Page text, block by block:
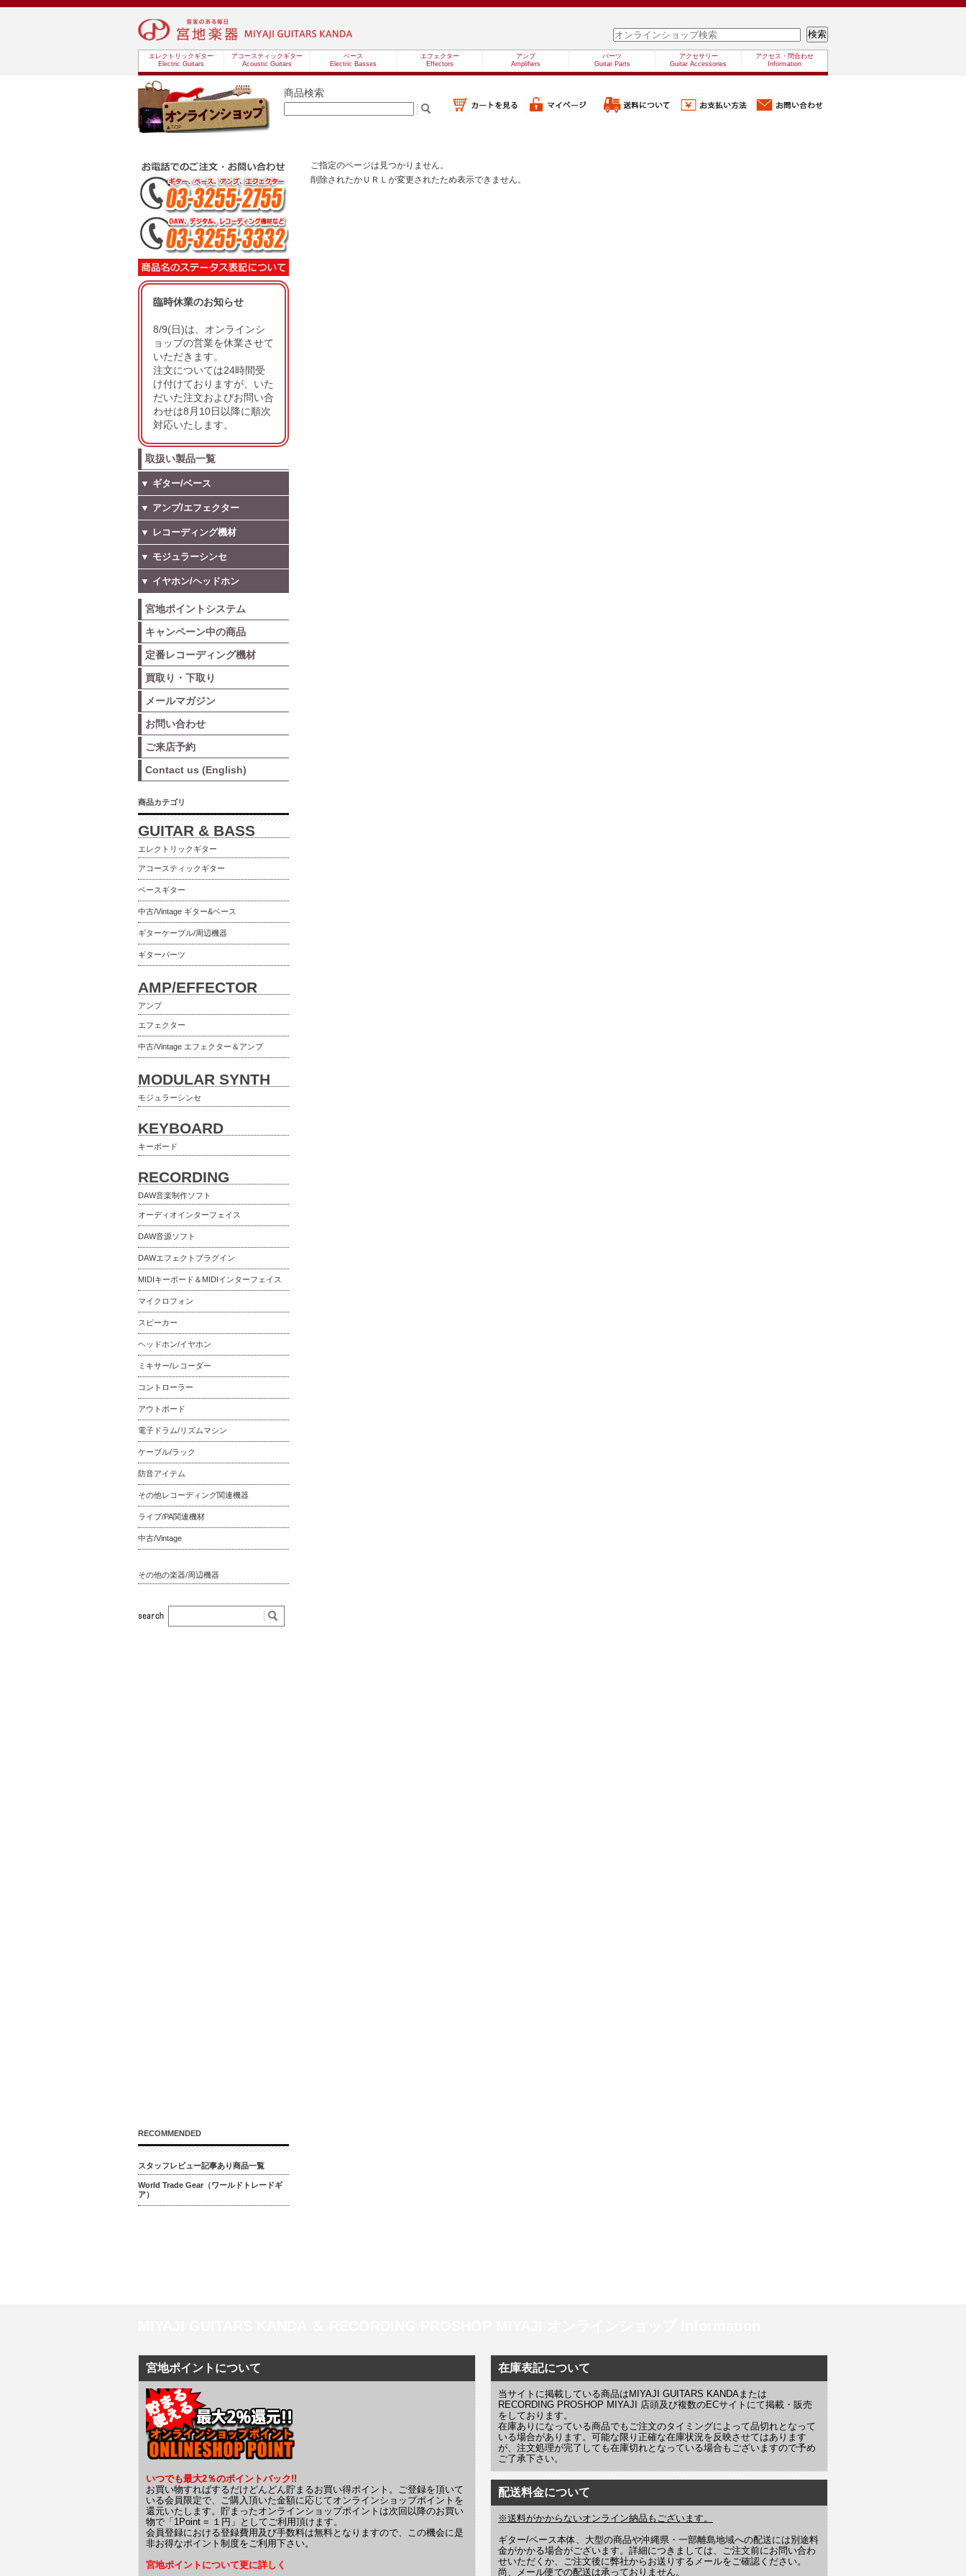
エレクトリックギター
Electric Guitars
アコースティックギター
Acoustic Guitars
ベース
Electric Basses
エフェクター
Effectors
アンプ
Amplifiers
パーツ
Guitar Parts
アクセサリー
Guitar Accessories
アクセス・問合わせ
Information
商品検索
ご指定のページは見つかりません。
削除されたかＵＲＬが変更されたため表示できません。
臨時休業のお知らせ
8/9(日)は、オンラインシ
ョップの営業を休業させて
いただきます。
注文については24時間受
け付けておりますが、いた
だいた注文およびお問い合
わせは8月10日以降に順次
対応いたします。
取扱い製品一覧
▼ ギター/ベース
▼ アンプ/エフェクター
▼ レコーディング機材
▼ モジュラーシンセ
▼ イヤホン/ヘッドホン
宮地ポイントシステム
キャンペーン中の商品
定番レコーディング機材
買取り・下取り
メールマガジン
お問い合わせ
ご来店予約
Contact us (English)
商品カテゴリ
GUITAR & BASS
エレクトリックギター
アコースティックギター
ベースギター
中古/Vintage ギター&ベース
ギターケーブル/周辺機器
ギターパーツ
AMP/EFFECTOR
アンプ
エフェクター
中古/Vintage エフェクター＆アンプ
MODULAR SYNTH
モジュラーシンセ
KEYBOARD
キーボード
RECORDING
DAW音楽制作ソフト
オーディオインターフェイス
DAW音源ソフト
DAWエフェクトプラグイン
MIDIキーボード＆MIDIインターフェイス
マイクロフォン
スピーカー
ヘッドホン/イヤホン
ミキサー/レコーダー
コントローラー
アウトボード
電子ドラム/リズムマシン
ケーブル/ラック
防音アイテム
その他レコーディング関連機器
ライブ/PA関連機材
中古/Vintage
その他の楽器/周辺機器
RECOMMENDED
スタッフレビュー記事あり商品一覧
World Trade Gear（ワールドトレードギ
ア）
宮地ポイントについて
いつでも最大2％のポイントバック!!
お買い物すればするだけどんどん貯まるお買い得ポイント。ご登録を頂いて
いる会員限定で、ご購入頂いた金額に応じてオンラインショップポイントを
還元いたします。貯まったオンラインショップポイントは次回以降のお買い
物で「1Point = １円」としてご利用頂けます。
会員登録における登録費用及び手数料は無料となりますので、この機会に是
非お得なポイント制度をご利用下さい。
宮地ポイントについて更に詳しく
在庫表記について
当サイトに掲載している商品はMIYAJI GUITARS KANDAまたは
RECORDING PROSHOP MIYAJI 店頭及び複数のECサイトにて掲載・販売
をしております。
在庫ありになっている商品でもご注文のタイミングによって品切れとなって
いる場合があります。可能な限り正確な在庫状況を反映させてはあります
が、注文処理が完了しても在庫切れとなっている場合もございますので予め
ご了承下さい。
配送料金について
※送料がかからないオンライン納品もございます。
ギター/ベース本体、大型の商品や沖縄県・一部離島地域への配送には別途料
金がかかる場合がございます。詳細につきましては、ご注文前にお問い合わ
せいただくか、ご注文後に弊社からお送りするメールをご確認ください。
尚、メール便での配送は承っておりません。